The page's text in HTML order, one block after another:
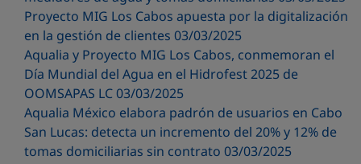
Proyecto MIG Los Cabos apuesta por la digitalización
en la gestión de clientes 03/03/2025
Aqualia y Proyecto MIG Los Cabos, conmemoran el
Día Mundial del Agua en el Hidrofest 2025 de
OOMSAPAS LC 03/03/2025
Aqualia México elabora padrón de usuarios en Cabo
San Lucas: detecta un incremento del 20% y 12% de
tomas domiciliarias sin contrato 03/03/2025